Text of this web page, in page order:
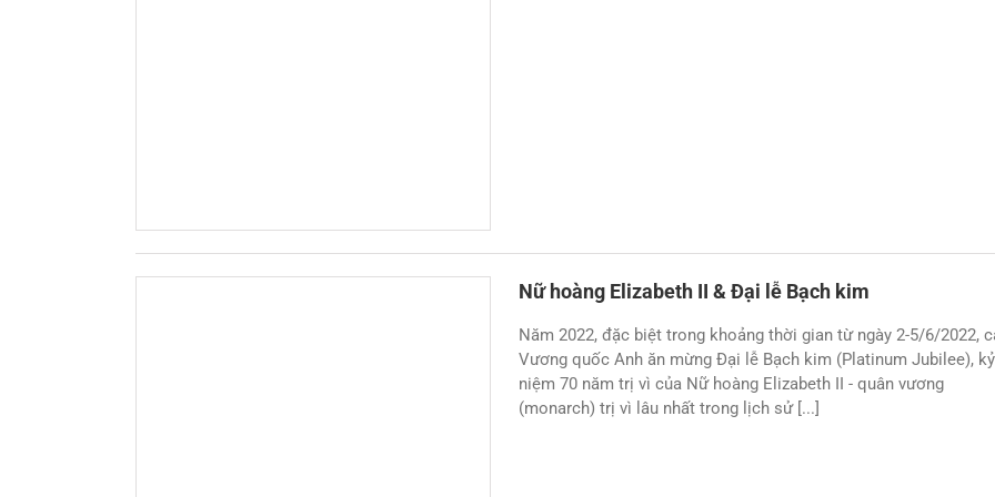
Nữ hoàng Elizabeth II & Đại lễ Bạch kim
Năm 2022, đặc biệt trong khoảng thời gian từ ngày 2-5/6/2022,
Vương quốc Anh ăn mừng Đại lễ Bạch kim (Platinum Jubilee), kỷ
niệm 70 năm trị vì của Nữ hoàng Elizabeth II - quân vương
(monarch) trị vì lâu nhất trong lịch sử [...]